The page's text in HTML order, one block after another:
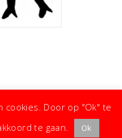
cookies. Door op "Ok" te
te gaan.
Ok